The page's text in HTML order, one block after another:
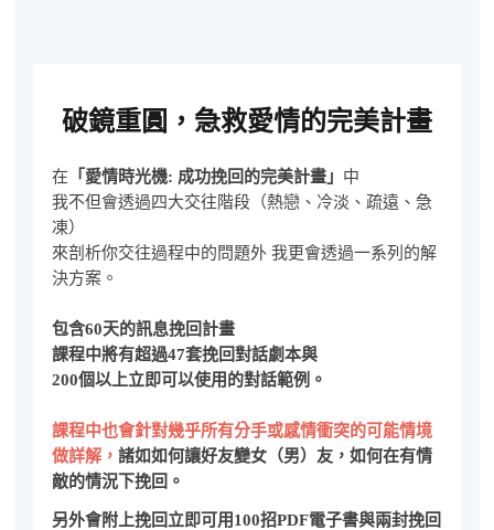
破鏡重圓，急救愛情的完美計畫
在 「愛情時光機: 成功挽回的完美計畫」 中
我不但會透過四大交往階段（熱戀、冷淡、疏遠、急
凍）
來剖析你交往過程中的問題外 我更會透過一系列的解
決方案。
包含60天的訊息挽回計畫
課程中將有超過47套挽回對話劇本與
200個以上立即可以使用的對話範例。
課程中也會針對幾乎所有分手或感情衝突的可能情境
做詳解， 諸如如何讓好友變女（男）友，如何在有情
敵的情況下挽回。
另外會附上挽回立即可用100招PDF電子書與兩封挽回